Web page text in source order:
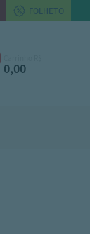
FOLHETO
0,00